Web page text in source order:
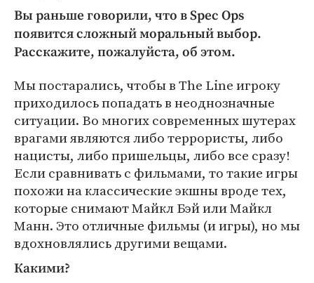
Вы раньше говорили, что в Spec Ops
появится сложный моральный выбор.
Расскажите, пожалуйста, об этом.
Мы постарались, чтобы в The Line игроку
приходилось попадать в неоднозначные
ситуации. Во многих современных шутерах
врагами являются либо террористы, либо
нацисты, либо пришельцы, либо все сразу!
Если сравнивать с фильмами, то такие игры
похожи на классические экшны вроде тех,
которые снимают Майкл Бэй или Майкл
Манн. Это отличные фильмы (и игры), но мы
вдохновлялись другими вещами.
Какими?